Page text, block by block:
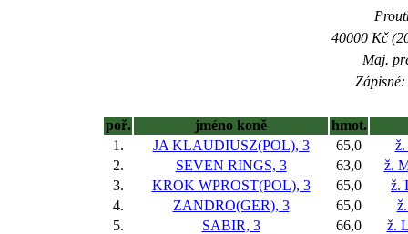
40000 Kč
Maj.
poř. jméno koně
hmot.
1.
JA KLAUDIUSZ(POL), 3 65,0
ž.
2.
SEVEN RINGS, 3 63,0
ž.
3.
KROK WPROST(POL), 3 65,0
ž.
4.
ZANDRO(GER), 3 65,0
5.
SABIR, 3 66,0
ž.